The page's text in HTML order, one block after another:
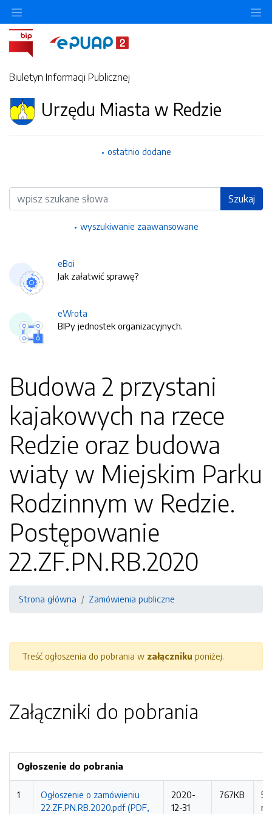
Biuletyn Informacji Publicznej
Urzędu Miasta w Redzie
ostatnio dodane
Wyszukiwarka Szukaj
wyszukiwanie zaawansowane
eBoi
Jak załatwić sprawę?
eWrota
BIPy jednostek organizacyjnych.
Budowa 2 przystani
kajakowych na rzece
Redzie oraz budowa
wiaty w Miejskim Parku
Rodzinnym w Redzie.
Postępowanie
22.ZF.PN.RB.2020
Strona główna Zamówienia publiczne
Treść ogłoszenia do pobrania w załączniku poniżej.
Załączniki do pobrania
Ogłoszenie do pobrania
1
Ogłoszenie o zamówieniu
22.ZF.PN.RB.2020.pdf (PDF,
2020-
12-31
767KB